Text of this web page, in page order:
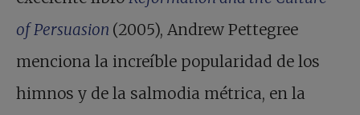
of Persuasion (2005), Andrew Pettegree
menciona la increíble popularidad de los
himnos y de la salmodia métrica, en la